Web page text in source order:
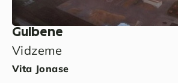
Gulbene
Vidzeme
Vita Jonase